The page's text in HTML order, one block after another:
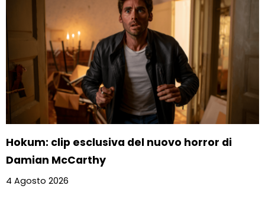
Hokum: clip esclusiva del nuovo horror di
Damian McCarthy
4 Agosto 2026